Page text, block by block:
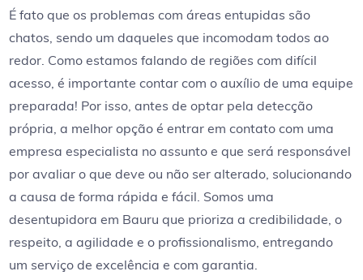
É fato que os problemas com áreas entupidas são
chatos, sendo um daqueles que incomodam todos ao
redor. Como estamos falando de regiões com difícil
acesso, é importante contar com o auxílio de uma equipe
preparada! Por isso, antes de optar pela detecção
própria, a melhor opção é entrar em contato com uma
empresa especialista no assunto e que será responsável
por avaliar o que deve ou não ser alterado, solucionando
a causa de forma rápida e fácil. Somos uma
desentupidora em Bauru que prioriza a credibilidade, o
respeito, a agilidade e o profissionalismo, entregando
um serviço de excelência e com garantia.